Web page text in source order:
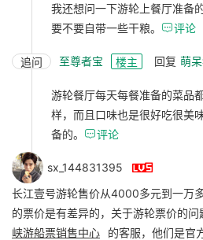
我还想问一下游轮上餐厅准备
要不要自带一些干粮。 评论
追问 至尊者宝 楼主 回复 萌
游轮餐厅每天每餐准备的菜品
样，而且口味也是很好吃很美
备的。 评论
sx_144831395 
长江壹号游轮售价从4000多元到一万
的票价是有差异的，关于游轮票价的
峡游船票销售中心
的客服，他们是官